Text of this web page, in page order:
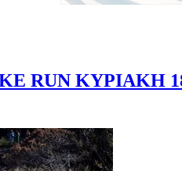
RUN ΚΥΡΙΑΚΗ